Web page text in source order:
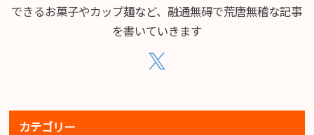
できるお菓子やカップ麺など、融通無碍で荒唐無稽な記事
を書いていきます
カテゴリー